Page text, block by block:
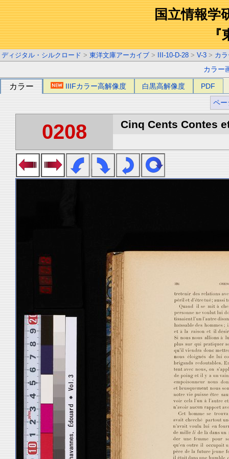
国立情報学
『
ディジタル・シルクロード > 東洋文庫アーカイブ > III-10-D-28 > V-3 > カ
カラー
カラー IIIFカラー高解像度 白黒高解像度 PDF
ペー
0208 Cinq Cents Contes